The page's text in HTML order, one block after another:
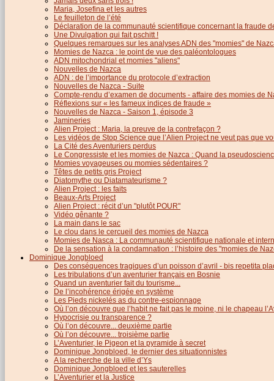
Maria, Josefina et les autres
Le feuilleton de l’été
Déclaration de la communauté scientifique concernant la fraude
Une Divulgation qui fait pschitt !
Quelques remarques sur les analyses ADN des "momies" de
Momies de Nazca : le point de vue des paléontologues
ADN mitochondrial et momies "aliens"
Nouvelles de Nazca
ADN : de l’importance du protocole d’extraction
Nouvelles de Nazca - Suite
Compte-rendu d’examen de documents - affaire des momies de
Réflexions sur « les fameux indices de fraude »
Nouvelles de Nazca - Saison 1, épisode 3
Jamineries
Alien Project : Maria, la preuve de la contrefaçon ?
Les vidéos de Stop Science que l’Alien Project ne veut pas que
La Cité des Aventuriers perdus
Le Congressiste et les momies de Nazca : Quand la
Momies voyageuses ou momies sédentaires ?
Têtes de petits gris Project
Diatomythe ou Diatamateurisme ?
Alien Project : les faits
Beaux-Arts Project
Alien Project : récit d’un "plutôt POUR"
Vidéo gênante ?
La main dans le sac
Le clou dans le cercueil des momies de Nazca
Momies de Nasca : La communauté scientifique nationale et
De la sensation à la condamnation : l’histoire des "momies de
Dominique Jongbloed
Des conséquences tragiques d’un poisson d’avril - bis repetita
Les tribulations d’un aventurier français en Bosnie
Quand un aventurier fait du tourisme...
De l’incohérence érigée en système
Les Pieds nickelés as du contre-espionnage
Où l’on découvre que l’habit ne fait pas le moine, ni le chapeau
Hypocrisie ou transparence ?
Où l’on découvre... deuxième partie
Où l’on découvre... troisième partie
L’Aventurier, le Pigeon et la pyramide à secret
Dominique Jongbloed, le dernier des situationnistes
A la recherche de la ville d’Ys
Dominique Jongbloed et les sauterelles
L’Aventurier et la Justice